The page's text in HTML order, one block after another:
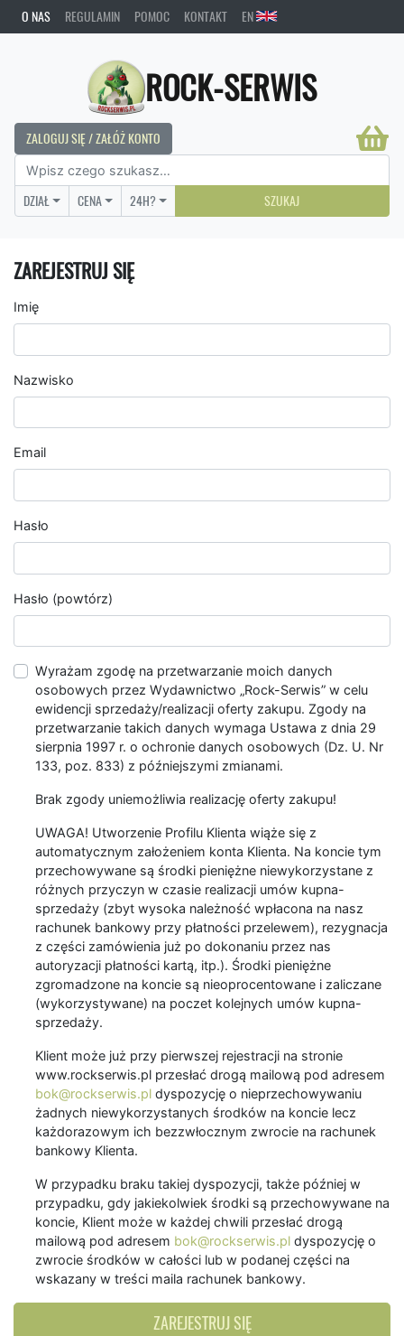
O NAS REGULAMIN POMOC KONTAKT EN
ROCK-SERWIS
ZALOGUJ SIĘ / ZAŁÓŻ KONTO
DZIAŁ CENA 24H? SZUKAJ
ZAREJESTRUJ SIĘ
Imię
Nazwisko
Email
Hasło
Hasło (powtórz)
Wyrażam zgodę na przetwarzanie moich danych
osobowych przez Wydawnictwo „Rock-Serwis” w celu
ewidencji sprzedaży/realizacji oferty zakupu. Zgody na
przetwarzanie takich danych wymaga Ustawa z dnia 29
sierpnia 1997 r. o ochronie danych osobowych (Dz. U. Nr
133, poz. 833) z późniejszymi zmianami.
Brak zgody uniemożliwia realizację oferty zakupu!
UWAGA! Utworzenie Profilu Klienta wiąże się z
automatycznym założeniem konta Klienta. Na koncie tym
przechowywane są środki pieniężne niewykorzystane z
różnych przyczyn w czasie realizacji umów kupna-
sprzedaży (zbyt wysoka należność wpłacona na nasz
rachunek bankowy przy płatności przelewem), rezygnacja
z części zamówienia już po dokonaniu przez nas
autoryzacji płatności kartą, itp.). Środki pieniężne
zgromadzone na koncie są nieoprocentowane i zaliczane
(wykorzystywane) na poczet kolejnych umów kupna-
sprzedaży.
Klient może już przy pierwszej rejestracji na stronie
www.rockserwis.pl przesłać drogą mailową pod adresem
bok@rockserwis.pl dyspozycję o nieprzechowywaniu
żadnych niewykorzystanych środków na koncie lecz
każdorazowym ich bezzwłocznym zwrocie na rachunek
bankowy Klienta.
W przypadku braku takiej dyspozycji, także później w
przypadku, gdy jakiekolwiek środki są przechowywane na
koncie, Klient może w każdej chwili przesłać drogą
mailową pod adresem bok@rockserwis.pl dyspozycję o
zwrocie środków w całości lub w podanej części na
wskazany w treści maila rachunek bankowy.
ZAREJESTRUJ SIĘ